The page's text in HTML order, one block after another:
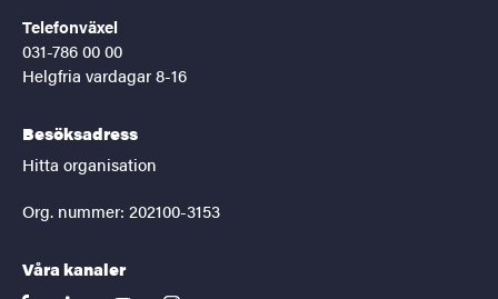
Telefonväxel
031-786 00 00
Helgfria vardagar 8-16
Besöksadress
Hitta organisation
Org. nummer: 202100-3153
Våra kanaler